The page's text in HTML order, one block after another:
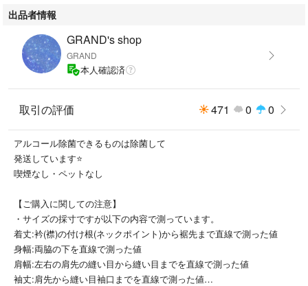
#グリーンレーベルリラクシング
#INGNI イング
#Heather ヘザー
#Bershka ベルシュカ
#UNITEDARROWS ユナイテッドアローズ
#BEAMS ビームス
#PLST プラステ
出品者情報
GRAND's shop
GRAND
本人確認済
取引の評価 471 0 0
アルコール除菌できるものは除菌して
発送しています⭐
喫煙なし・ペットなし
【ご購入に関しての注意】
・サイズの採寸ですが以下の内容で測っています。
着丈:衿(襟)の付け根(ネックポイント)から裾先まで直線で測った値
身幅:両脇の下を直線で測った値
肩幅:左右の肩先の縫い目から縫い目までを直線で測った値
袖丈:肩先から縫い目袖口までを直線で測った値